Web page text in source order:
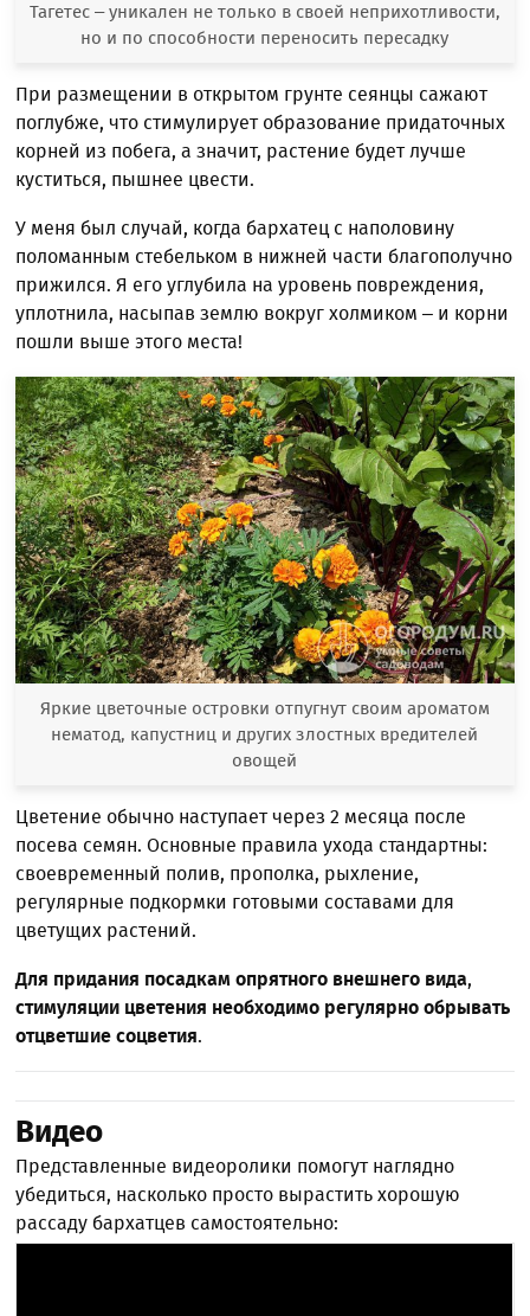
Тагетес – уникален не только в своей неприхотливости,
но и по способности переносить пересадку
При размещении в открытом грунте сеянцы сажают
поглубже, что стимулирует образование придаточных
корней из побега, а значит, растение будет лучше
куститься, пышнее цвести.
У меня был случай, когда бархатец с наполовину
поломанным стебельком в нижней части благополучно
прижился. Я его углубила на уровень повреждения,
уплотнила, насыпав землю вокруг холмиком – и корни
пошли выше этого места!
Яркие цветочные островки отпугнут своим ароматом
нематод, капустниц и других злостных вредителей
овощей
Цветение обычно наступает через 2 месяца после
посева семян. Основные правила ухода стандартны:
своевременный полив, прополка, рыхление,
регулярные подкормки готовыми составами для
цветущих растений.
Для придания посадкам опрятного внешнего вида,
стимуляции цветения необходимо регулярно обрывать
отцветшие соцветия.
Видео
Представленные видеоролики помогут наглядно
убедиться, насколько просто вырастить хорошую
рассаду бархатцев самостоятельно: